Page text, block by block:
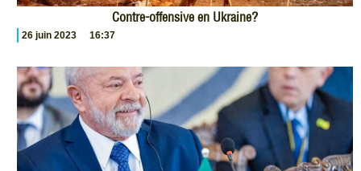
Contre-offensive en Ukraine?
26 juin 2023 16:37